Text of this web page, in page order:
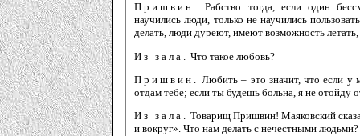
Пришвин.
Рабство тогда, если один
научились люди, только не научились
делать, люди дуреют, имеют возможность
Из зала.
Что такое любовь?
Пришвин. Любить – это значит, что если у
отдам тебе; если ты будешь больна, я не отойду
Из зала. Товарищ Пришвин! Маяковский
и вокруг». Что нам делать с нечестными людьми?